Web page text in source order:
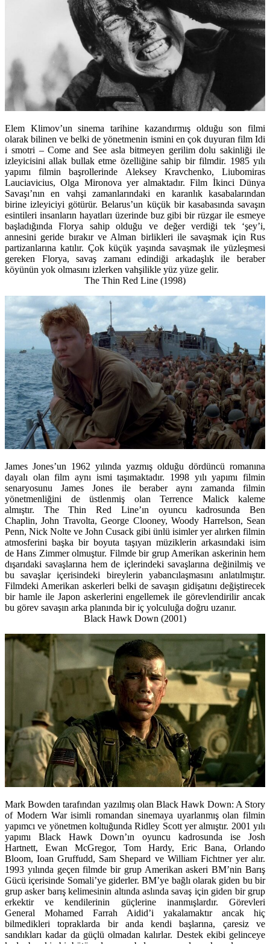
Elem Klimov’un sinema tarihine kazandırmış olduğu son filmi
olarak bilinen ve belki de yönetmenin ismini en çok duyuran film Idi
i smotri – Come and See asla bitmeyen gerilim dolu sakinliği ile
izleyicisini allak bullak etme özelliğine sahip bir filmdir. 1985 yılı
yapımı filmin başrollerinde Aleksey Kravchenko, Liubomiras
Lauciavicius, Olga Mironova yer almaktadır. Film İkinci Dünya
Savaşı’nın en vahşi zamanlarındaki en karanlık kasabalarından
birine izleyiciyi götürür. Belarus’un küçük bir kasabasında savaşın
esintileri insanların hayatları üzerinde buz gibi bir rüzgar ile esmeye
başladığında Florya sahip olduğu ve değer verdiği tek ‘şey’i,
annesini geride bırakır ve Alman birlikleri ile savaşmak için Rus
partizanlarına katılır. Çok küçük yaşında savaşmak ile yüzleşmesi
gereken Florya, savaş zamanı edindiği arkadaşlık ile beraber
köyünün yok olmasını izlerken vahşilikle yüz yüze gelir.
The Thin Red Line (1998)
James Jones’un 1962 yılında yazmış olduğu dördüncü romanına
dayalı olan film aynı ismi taşımaktadır. 1998 yılı yapımı filmin
senaryosunu James Jones ile beraber aynı zamanda filmin
yönetmenliğini de üstlenmiş olan Terrence Malick kaleme
almıştır. The Thin Red Line’ın oyuncu kadrosunda Ben
Chaplin, John Travolta, George Clooney, Woody Harrelson, Sean
Penn, Nick Nolte ve John Cusack gibi ünlü isimler yer alırken filmin
atmosferini başka bir boyuta taşıyan müziklerin arkasındaki isim
de Hans Zimmer olmuştur. Filmde bir grup Amerikan askerinin hem
dışarıdaki savaşlarına hem de içlerindeki savaşlarına değinilmiş ve
bu savaşlar içerisindeki bireylerin yabancılaşmasını anlatılmıştır.
Filmdeki Amerikan askerleri belki de savaşın gidişatını değiştirecek
bir hamle ile Japon askerlerini engellemek ile görevlendirilir ancak
bu görev savaşın arka planında bir iç yolculuğa doğru uzanır.
Black Hawk Down (2001)
Mark Bowden tarafından yazılmış olan Black Hawk Down: A Story
of Modern War isimli romandan sinemaya uyarlanmış olan filmin
yapımcı ve yönetmen koltuğunda Ridley Scott yer almıştır. 2001 yılı
yapımı Black Hawk Down’ın oyuncu kadrosunda ise Josh
Hartnett, Ewan McGregor, Tom Hardy, Eric Bana, Orlando
Bloom, Ioan Gruffudd, Sam Shepard ve William Fichtner yer alır.
1993 yılında geçen filmde bir grup Amerikan askeri BM’nin Barış
Gücü içerisinde Somali’ye giderler. BM’ye bağlı olarak giden bu bir
grup asker barış kelimesinin altında aslında savaş için giden bir grup
erkektir ve kendilerinin güçlerine inanmışlardır. Görevleri
General Mohamed Farrah Aidid’i yakalamaktır ancak hiç
bilmedikleri topraklarda bir anda kendi başlarına, çaresiz ve
sandıkları kadar da güçlü olmadan kalırlar. Destek ekibi gelinceye